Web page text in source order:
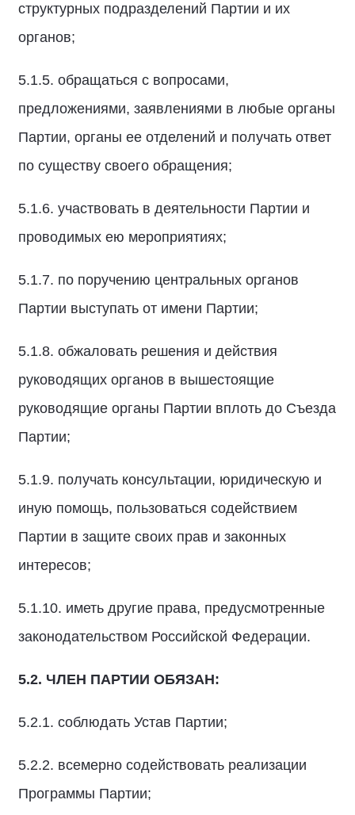
структурных подразделений Партии и их
органов;
5.1.5. обращаться с вопросами,
предложениями, заявлениями в любые органы
Партии, органы ее отделений и получать ответ
по существу своего обращения;
5.1.6. участвовать в деятельности Партии и
проводимых ею мероприятиях;
5.1.7. по поручению центральных органов
Партии выступать от имени Партии;
5.1.8. обжаловать решения и действия
руководящих органов в вышестоящие
руководящие органы Партии вплоть до Съезда
Партии;
5.1.9. получать консультации, юридическую и
иную помощь, пользоваться содействием
Партии в защите своих прав и законных
интересов;
5.1.10. иметь другие права, предусмотренные
законодательством Российской Федерации.
5.2. ЧЛЕН ПАРТИИ ОБЯЗАН:
5.2.1. соблюдать Устав Партии;
5.2.2. всемерно содействовать реализации
Программы Партии;